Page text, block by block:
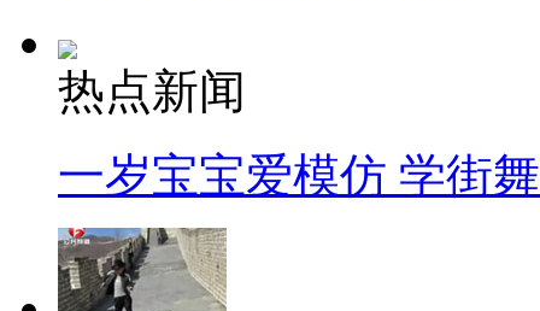
热点新闻
一岁宝宝爱模仿 学街